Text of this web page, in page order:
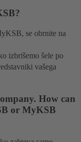
se obrnite na
izbrišemo šele po
vašega
How can
or MyKSB